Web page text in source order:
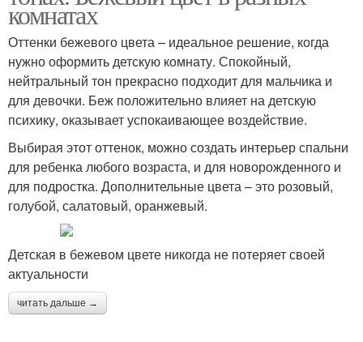
комнатах
Оттенки бежевого цвета – идеальное решение, когда
нужно оформить детскую комнату. Спокойный,
нейтральный тон прекрасно подходит для мальчика и
для девочки. Беж положительно влияет на детскую
психику, оказывает успокаивающее воздействие.
Выбирая этот оттенок, можно создать интерьер спальни
для ребенка любого возраста, и для новорожденного и
для подростка. Дополнительные цвета – это розовый,
голубой, салатовый, оранжевый.
Детская в бежевом цвете никогда не потеряет своей
актуальности
читать дальше →